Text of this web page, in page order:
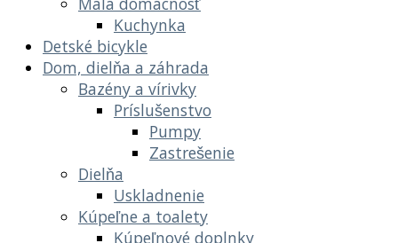
Kuchynka
Detské bicykle
Dom, dielňa a záhrada
Bazény a vírivky
Príslušenstvo
Pumpy
Zastrešenie
Dielňa
Uskladnenie
Kúpeľne a toalety
Kúpeľnové doplnky